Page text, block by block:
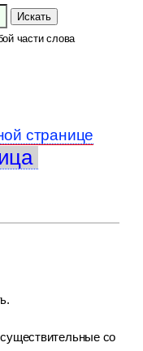
Искать
части слова
странице
со